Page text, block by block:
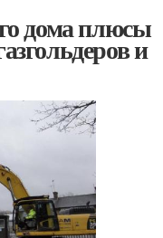
дома плюсы
и